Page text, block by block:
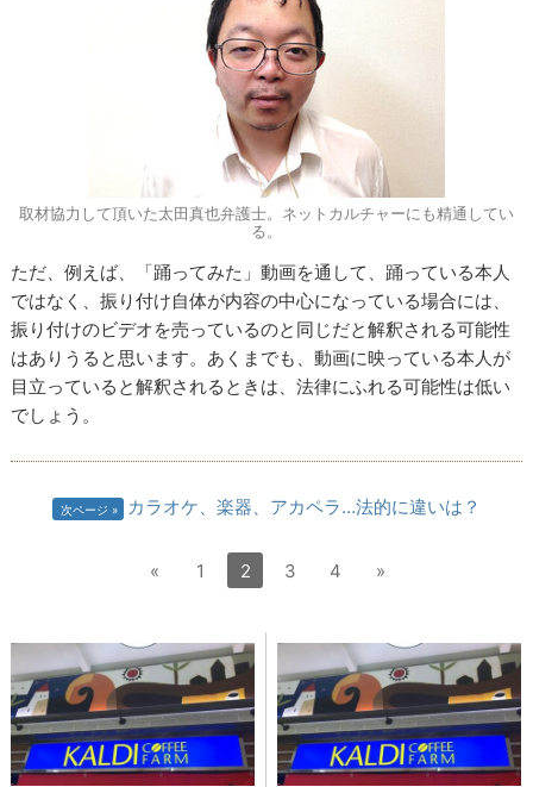
取材協力して頂いた太田真也弁護士。ネットカルチャーにも精通してい
る。
ただ、例えば、「踊ってみた」動画を通して、踊っている本人
ではなく、振り付け自体が内容の中心になっている場合には、
振り付けのビデオを売っているのと同じだと解釈される可能性
はありうると思います。あくまでも、動画に映っている本人が
目立っていると解釈されるときは、法律にふれる可能性は低い
でしょう。
次ページ カラオケ、楽器、アカペラ…法的に違いは？
« 1 2 3 4 »